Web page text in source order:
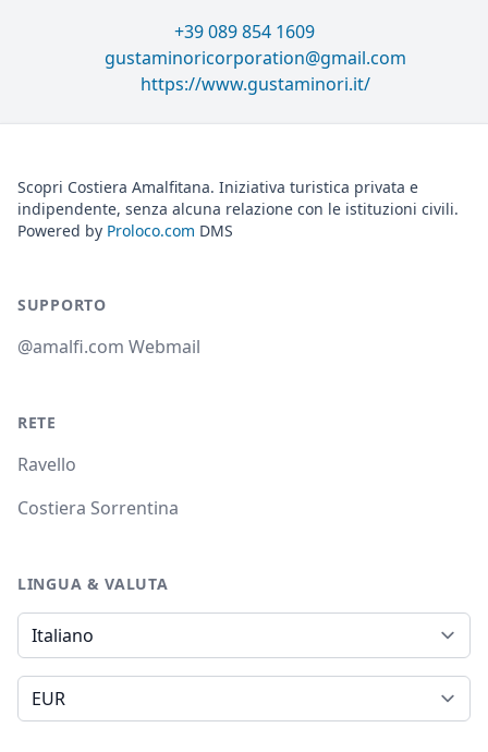
+39 089 854 1609
gustaminoricorporation@gmail.com
https://www.gustaminori.it/
Scopri Costiera Amalfitana. Iniziativa turistica privata e
indipendente, senza alcuna relazione con le istituzioni civili.
Powered by Proloco.com DMS
SUPPORTO
@amalfi.com Webmail
RETE
Ravello
Costiera Sorrentina
LINGUA & VALUTA
Lingua
Valuta